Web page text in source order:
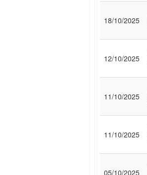
18/10/2025
12/10/2025
11/10/2025
11/10/2025
05/10/2025